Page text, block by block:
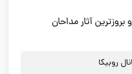
آثار مداحان
روبیکا